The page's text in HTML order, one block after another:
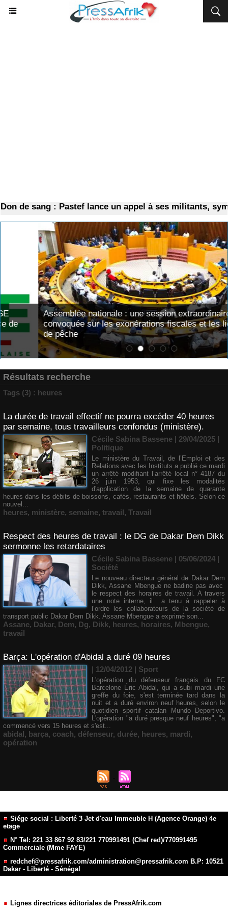
de sang : Pastef lance un appel à ses militants,
Assemblée nationale : une session extraordinaire
convoquée sur les exonérations fiscales et les licences
de pêche
Résultats recherche
Tags (3) : heures
La durée de travail effectif ne pourra excéder 40 heures
par semaine, tous travailleurs confondus (ministère).
Cécile Sabina Bassene | 29/04/2025 |
Politique
Le ministère du Travail, de l’Emploi et des
Relations avec les Instituts a publié ce mardi
un arrêté modifiant l’arrêté local n° 4187 du
26 juin 1953, qui fixe les modalités
d'application de la semaine de quarante
heures dans les débits de boissons, cafés, restaurants et hôtels. Selon ce
nouvel...
heures, ministère, semaine, travail, Travail
Respect des heures de travail : le DG de Dakar Dem Dikk
sermonne les retardataires
Cécile Sabina Bassene | 05/06/2024 |
Société
Le nouveau directeur général de Dakar Dem
Dikk, Assane Mbengue ne badine pas avec
le respect des horaires de travail. A travers
une note interne, il a tenu à rappeler à
l’ordre les collaborateurs de la société de
transport public Dakar Dem Dikk. Assane Mbengue a exprimé son...
Assane, Dakar, Dem, Dg, Dikk, heures, horaires, Mbengue,
travail
Barça: L'opération d'Abidal a duré 09 heures
| 12/04/2012 | Sport
L'opération du défenseur français du FC
Barcelone Éric Abidal, qui a subi mardi une
greffe du foie, s'est terminée tard dans la
nuit et a duré environ neuf heures, selon le
quotidien sportif catalan Mundo Deportivo.
L'opération "a duré presque neuf heures", "a
commencé vers 15 heures et s'est...
abidal, barça, coach, défenseur, durée, heures, mardi,
opération
Siége social : Liberté 3 Jet d'eau Immeuble H (Agence Orange) 4e
etage
N° Tel: 221 33 867 92 83/221 770991491 (Chef red)/770991495
Commerciale (Mme FAYE)
redchef@pressafrik.com/administration@pressafrik.com B.P: 10521
Dakar - Liberté - Sénégal
Lignes directrices éditoriales de PressAfrik.com